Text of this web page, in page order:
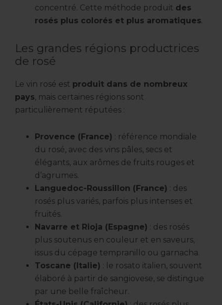
concentré. Cette méthode produit des
rosés plus colorés et plus aromatiques.
Les grandes régions productrices
de rosé
Le vin rosé est produit dans de nombreux
pays, mais certaines régions sont
particulièrement réputées :
Provence (France) : référence mondiale
du rosé, avec des vins pâles, secs et
élégants, aux arômes de fruits rouges et
d’agrumes.
Languedoc-Roussillon (France) : des
rosés plus variés, parfois plus intenses et
fruités.
Navarre et Rioja (Espagne) : des rosés
plus soutenus en couleur et en saveurs,
issus du cépage tempranillo ou garnacha.
Toscane (Italie) : le rosato italien, souvent
élaboré à partir de sangiovese, se distingue
par une belle fraîcheur.